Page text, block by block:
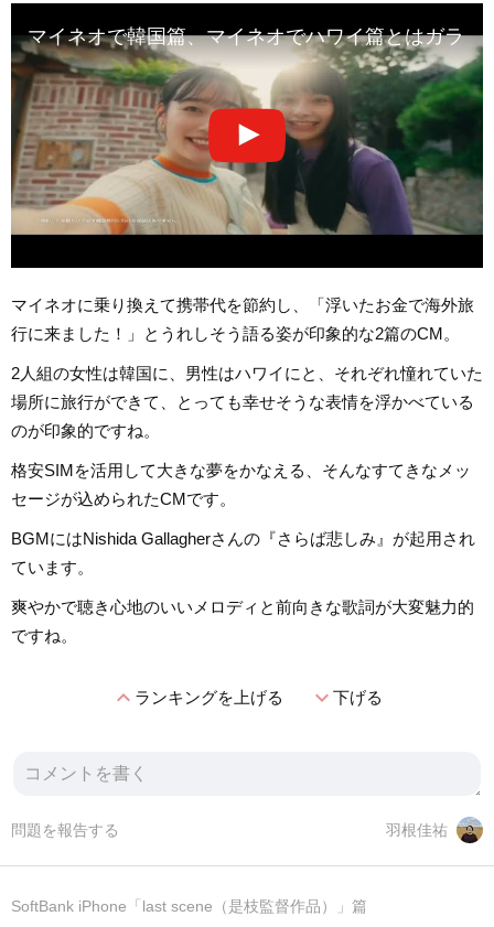
マイネオで韓国篇、マイネオでハワイ篇とはガラ
マイネオに乗り換えて携帯代を節約し、「浮いたお金で海外旅
行に来ました！」とうれしそう語る姿が印象的な2篇のCM。
2人組の女性は韓国に、男性はハワイにと、それぞれ憧れていた
場所に旅行ができて、とっても幸せそうな表情を浮かべている
のが印象的ですね。
格安SIMを活用して大きな夢をかなえる、そんなすてきなメッ
セージが込められたCMです。
BGMにはNishida Gallagherさんの『さらば悲しみ』が起用され
ています。
爽やかで聴き心地のいいメロディと前向きな歌詞が大変魅力的
ですね。
expand_lessランキングを上げる expand_more下げる
羽根佳祐
問題を報告する
SoftBank iPhone「last scene（是枝監督作品）」篇